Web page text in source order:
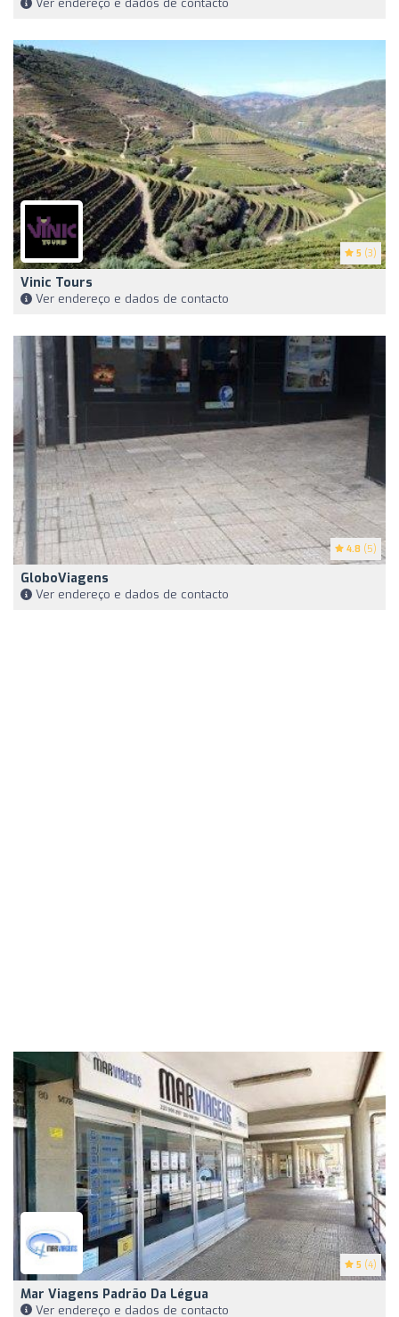
Ver endereço e dados de contacto
5 (3)
Vinic Tours
Ver endereço e dados de contacto
4.8 (5)
GloboViagens
Ver endereço e dados de contacto
5 (4)
Mar Viagens Padrão Da Légua
Ver endereço e dados de contacto